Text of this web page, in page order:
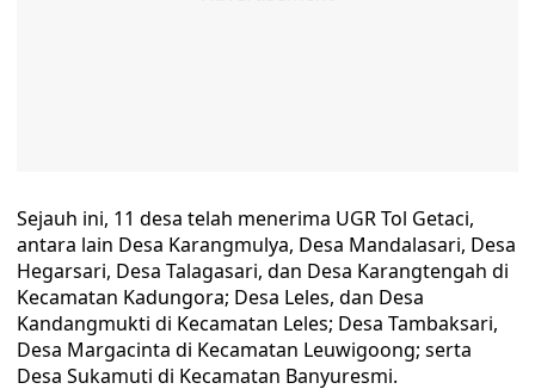
Sejauh ini, 11 desa telah menerima UGR Tol Getaci,
antara lain Desa Karangmulya, Desa Mandalasari, Desa
Hegarsari, Desa Talagasari, dan Desa Karangtengah di
Kecamatan Kadungora; Desa Leles, dan Desa
Kandangmukti di Kecamatan Leles; Desa Tambaksari,
Desa Margacinta di Kecamatan Leuwigoong; serta
Desa Sukamuti di Kecamatan Banyuresmi.